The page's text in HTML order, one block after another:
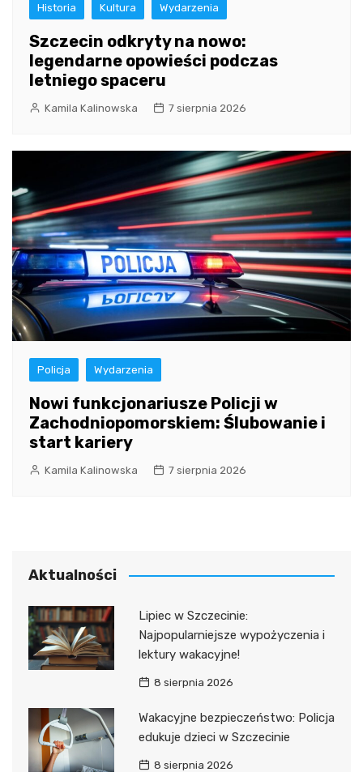
Historia Kultura Wydarzenia
Szczecin odkryty na nowo:
legendarne opowieści podczas
letniego spaceru
Kamila Kalinowska 7 sierpnia 2026
Policja Wydarzenia
Nowi funkcjonariusze Policji w
Zachodniopomorskiem: Ślubowanie i
start kariery
Kamila Kalinowska 7 sierpnia 2026
Aktualności
Lipiec w Szczecinie:
Najpopularniejsze wypożyczenia i
lektury wakacyjne!
8 sierpnia 2026
Wakacyjne bezpieczeństwo: Policja
edukuje dzieci w Szczecinie
8 sierpnia 2026